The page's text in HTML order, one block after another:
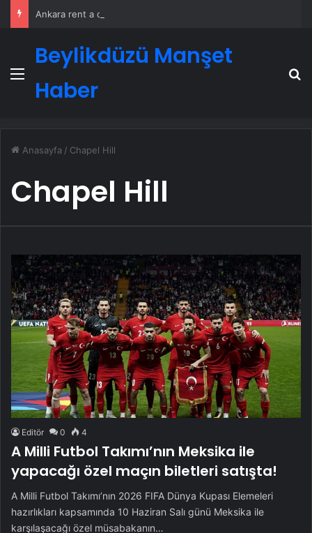
Ankara rent a car
Menü
Beylikdüzü Manşet
Haber
Anasayfa / Chapel Hill
Chapel Hill
Editör 0 4
A Milli Futbol Takımı’nın Meksika ile
yapacağı özel maçın biletleri satışta!
A Milli Futbol Takımı’nın 2026 FIFA Dünya Kupası Elemeleri
hazırlıkları kapsamında 10 Haziran Salı günü Meksika ile
karşılaşacağı özel müsabakanın…